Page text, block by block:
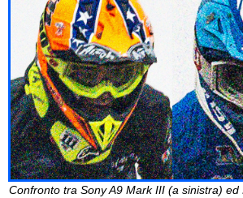
Confronto tra Sony A9 Mark III (a sinistra)